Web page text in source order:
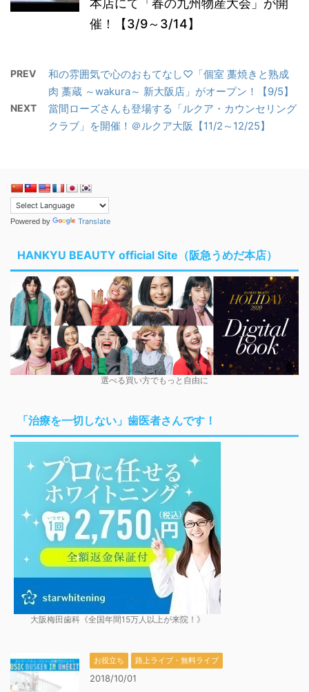
催！【3/9～3/14】
PREV
和の雰囲気で心のおもてなし♡「個室 藁焼きと熟成
肉 藁蔵 ～wakura～ 新大阪店」がオープン！【9/5】
NEXT
當間ローズさんも登場する「ルクア・カウンセリング
クラブ」を開催！＠ルクア大阪【11/2～12/25】
Powered by Translate
HANKYU BEAUTY official Site（阪急うめだ本店）
選べる買い方でもっと自由に
「治療を一切しない」歯医者さんです！
大阪梅田歯科《全国年間15万人以上が来院！》
お役立ち 路上ライブ・無料ライブ
2018/10/01